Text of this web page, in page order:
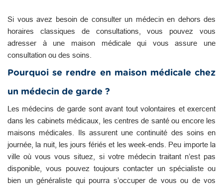
Si vous avez besoin de consulter un médecin en dehors des
horaires classiques de consultations, vous pouvez vous
adresser à une maison médicale qui vous assure une
consultation ou des soins.
Pourquoi se rendre en maison médicale chez
un médecin de garde ?
Les médecins de garde sont avant tout volontaires et exercent
dans les cabinets médicaux, les centres de santé ou encore les
maisons médicales. Ils assurent une continuité des soins en
journée, la nuit, les jours fériés et les week-ends. Peu importe la
ville où vous vous situez, si votre médecin traitant n’est pas
disponible, vous pouvez toujours contacter un spécialiste ou
bien un généraliste qui pourra s’occuper de vous ou de vos